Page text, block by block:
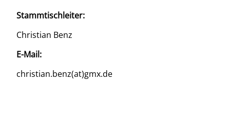
Stammtischleiter:
Christian Benz
E-Mail:
christian.benz(at)gmx.de